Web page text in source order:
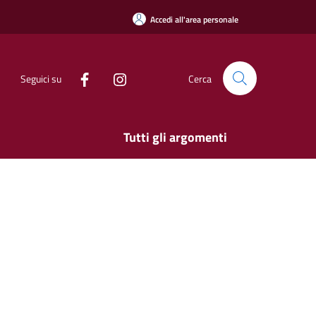
Accedi all'area personale
Seguici su Cerca
Tutti gli argomenti